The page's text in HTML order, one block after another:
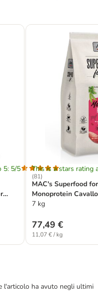
5: 5/5 This is a stars rating
(81)
MAC's Superfood
Monoprotein
7 kg
77,49 €
11,07 € / kg
l'articolo ha avuto negli ultimi